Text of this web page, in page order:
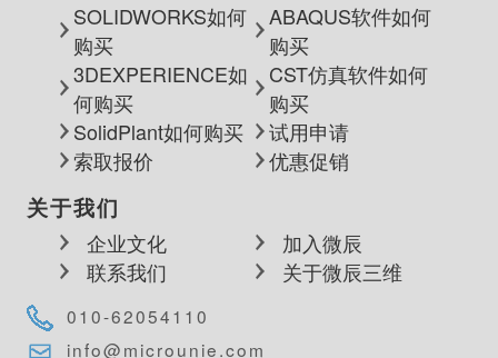
SOLIDWORKS如何
购买
ABAQUS软件如何
购买
3DEXPERIENCE如
何购买
CST仿真软件如何
购买
SolidPlant如何购买
试用申请
索取报价
优惠促销
关于我们
企业文化
加入微辰
联系我们
关于微辰三维
010-62054110
info@microunie.com